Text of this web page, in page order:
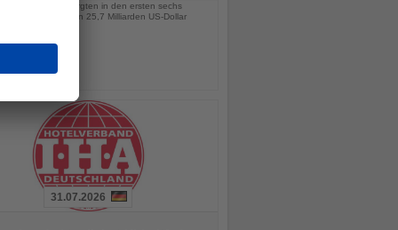
Besucher sorgten in den ersten sechs
für Einnahmen von 25,7 Milliarden US-Dollar
31.07.2026